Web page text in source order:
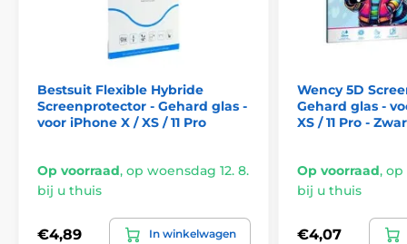
Het product is opgenomen in de
categorieën
Gehard glas voor iPhone X, XS
Bestsuit Flexible Hybride
Screenprotector - Gehard glas -
voor iPhone X / XS / 11 Pro
Op voorraad, op woensdag 12. 8.
bij u thuis
€4,89 In winkelwagen
Wency 5D
Gehard glas -
XS / 11 Pro -
Op voorraad, op
bij u thuis
€4,07